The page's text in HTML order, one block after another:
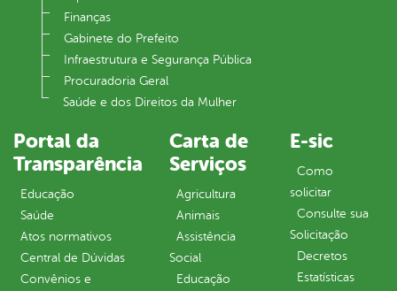
Finanças
Gabinete do Prefeito
Infraestrutura e Segurança Pública
Procuradoria Geral
Saúde e dos Direitos da Mulher
Portal da
Transparência
Educação
Saúde
Atos normativos
Central de Dúvidas
Convênios e
Carta de
Serviços
Agricultura
Animais
Assistência
Social
Educação
E-sic
Como
solicitar
Consulte sua
Solicitação
Decretos
Estatísticas